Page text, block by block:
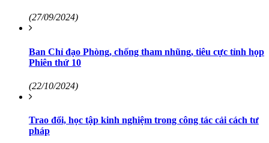
(27/09/2024)
Ban Chỉ đạo Phòng, chống tham nhũng, tiêu cực tỉnh họp
Phiên thứ 10
(22/10/2024)
Trao đổi, học tập kinh nghiệm trong công tác cải cách tư
pháp